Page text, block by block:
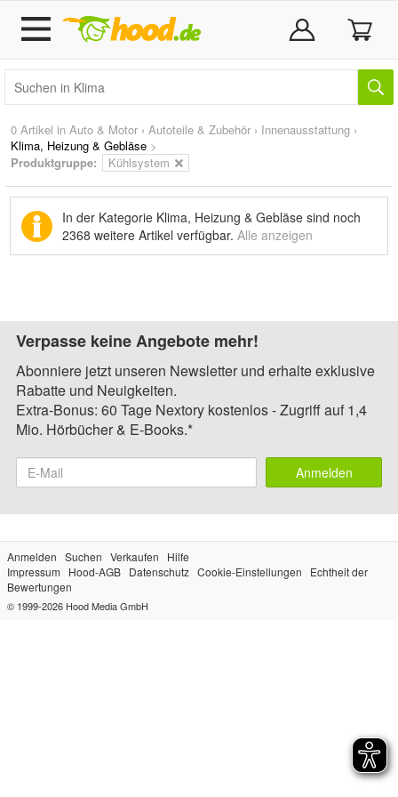
0 Artikel in Auto & Motor › Autoteile & Zubehör › Innenausstattung ›
Klima, Heizung & Gebläse >
Produktgruppe:
Kühlsystem
In der Kategorie Klima, Heizung & Gebläse sind noch
2368 weitere Artikel verfügbar. Alle anzeigen
Verpasse keine Angebote mehr!
Abonniere jetzt unseren Newsletter und erhalte exklusive
Rabatte und Neuigkeiten.
Extra-Bonus: 60 Tage Nextory kostenlos - Zugriff auf 1,4
Mio. Hörbücher & E-Books.*
Anmelden
Anmelden Suchen Verkaufen
Hilfe
Impressum
Hood-AGB Datenschutz Cookie-Einstellungen
Echtheit der
Bewertungen
© 1999-2026 Hood Media GmbH